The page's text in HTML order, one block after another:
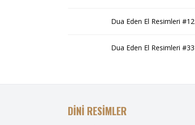
Dua Eden El Resimleri #12
Dua Eden El Resimleri #33
DİNİ RESİMLER